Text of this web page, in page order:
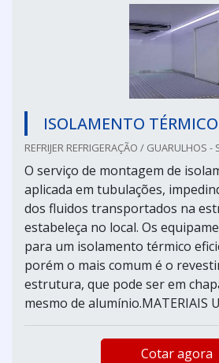
ISOLAMENTO TÉRMICO
REFRIJER REFRIGERAÇÃO / GUARULHOS -
O serviço de montagem de
aplicada em tubulações,
dos fluidos transportados na
estabeleça no local. Os
para um isolamento térmico
porém o mais comum é o
estrutura, que pode ser em
mesmo de alumínio.MATERIAIS
Cotar agora